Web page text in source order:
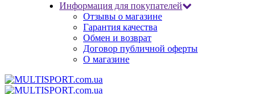
Информация для покупателей
Отзывы о магазине
Гарантия качества
Обмен и возврат
Договор публичной оферты
О магазине